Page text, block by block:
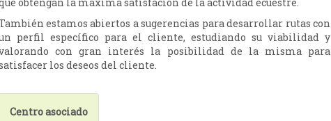
obtengan la máxima satisfación de la actividad ecuestre.
estamos abiertos a sugerencias para desarrollar rutas con
perfil específico para el cliente, estudiando su viabilidad y
con gran interés la posibilidad de la misma para
los deseos del cliente.
Centro asociado